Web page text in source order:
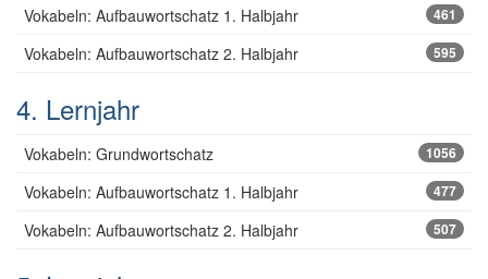
Vokabeln: Aufbauwortschatz 1. Halbjahr 461
Vokabeln: Aufbauwortschatz 2. Halbjahr 595
4. Lernjahr
Vokabeln: Grundwortschatz 1056
Vokabeln: Aufbauwortschatz 1. Halbjahr 477
Vokabeln: Aufbauwortschatz 2. Halbjahr 507